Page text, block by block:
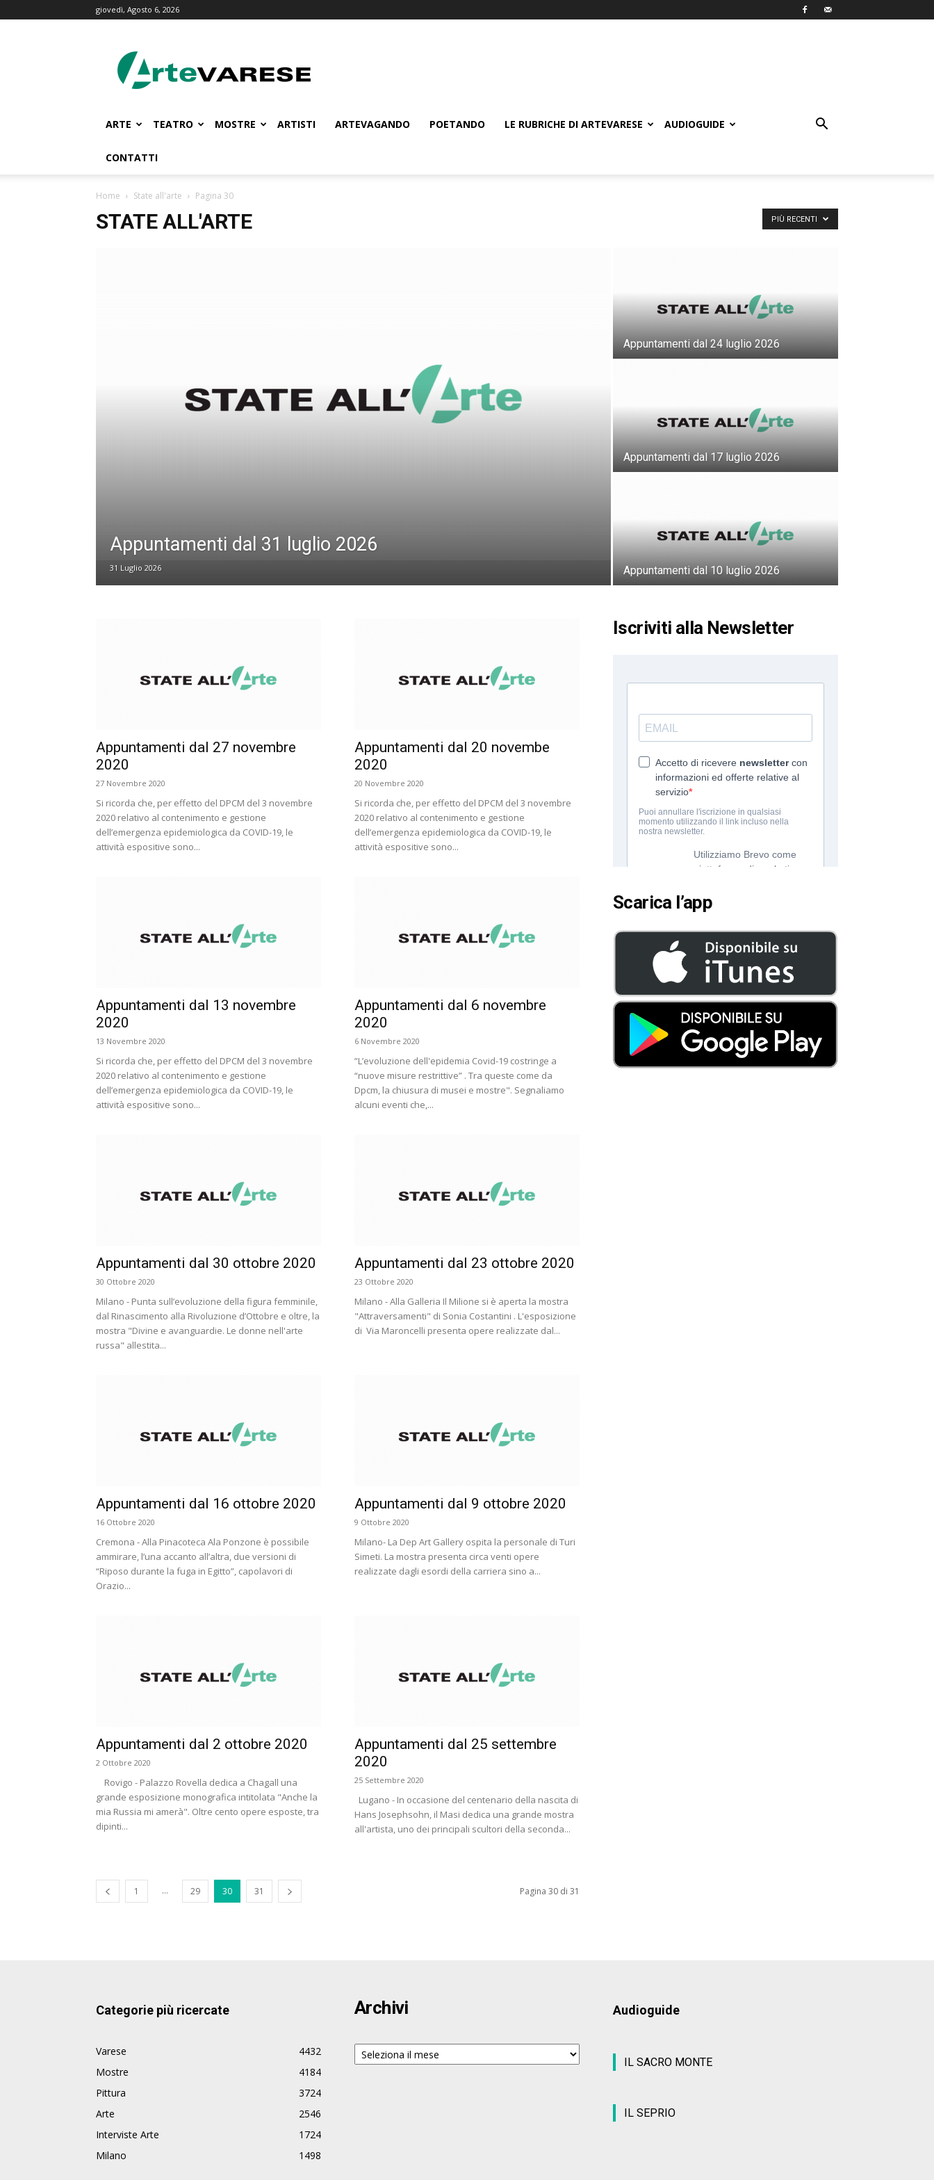
giovedì, Agosto 6, 2026
ARTE TEATRO MOSTRE ARTISTI ARTEVAGANDO POETANDO LE RUBRICHE DI ARTEVARESE AUDIOGUIDE
CONTATTI
Home State all'arte Pagina 30
STATE ALL'ARTE PIÙ RECENTI
Appuntamenti dal 31 luglio 2026
31 Luglio 2026
Appuntamenti dal 24 luglio 2026
Appuntamenti dal 17 luglio 2026
Appuntamenti dal 10 luglio 2026
Appuntamenti dal 27 novembre
2020
27 Novembre 2020
Si ricorda che, per effetto del DPCM del 3 novembre
2020 relativo al contenimento e gestione
dell’emergenza epidemiologica da COVID-19, le
attività espositive sono...
Appuntamenti dal 20 novembe
2020
20 Novembre 2020
Si ricorda che, per effetto del DPCM del 3 novembre
2020 relativo al contenimento e gestione
dell’emergenza epidemiologica da COVID-19, le
attività espositive sono...
Appuntamenti dal 13 novembre
2020
13 Novembre 2020
Si ricorda che, per effetto del DPCM del 3 novembre
2020 relativo al contenimento e gestione
dell’emergenza epidemiologica da COVID-19, le
attività espositive sono...
Appuntamenti dal 6 novembre
2020
6 Novembre 2020
”L’evoluzione dell'epidemia Covid-19 costringe a
“nuove misure restrittive” . Tra queste come da
Dpcm, la chiusura di musei e mostre". Segnaliamo
alcuni eventi che,...
Appuntamenti dal 30 ottobre 2020
30 Ottobre 2020
Milano - Punta sull’evoluzione della figura femminile,
dal Rinascimento alla Rivoluzione d’Ottobre e oltre, la
mostra "Divine e avanguardie. Le donne nell'arte
russa" allestita...
Appuntamenti dal 23 ottobre 2020
23 Ottobre 2020
Milano - Alla Galleria Il Milione si è aperta la mostra
"Attraversamenti" di Sonia Costantini . L'esposizione
di Via Maroncelli presenta opere realizzate dal...
Appuntamenti dal 16 ottobre 2020
16 Ottobre 2020
Cremona - Alla Pinacoteca Ala Ponzone è possibile
ammirare, l’una accanto all’altra, due versioni di
“Riposo durante la fuga in Egitto”, capolavori di
Orazio...
Appuntamenti dal 9 ottobre 2020
9 Ottobre 2020
Milano- La Dep Art Gallery ospita la personale di Turi
Simeti. La mostra presenta circa venti opere
realizzate dagli esordi della carriera sino a...
Appuntamenti dal 2 ottobre 2020
2 Ottobre 2020
Rovigo - Palazzo Rovella dedica a Chagall una
grande esposizione monografica intitolata "Anche la
mia Russia mi amerà". Oltre cento opere esposte, tra
dipinti...
Appuntamenti dal 25 settembre
2020
25 Settembre 2020
Lugano - In occasione del centenario della nascita di
Hans Josephsohn, il Masi dedica una grande mostra
all'artista, uno dei principali scultori della seconda...
1 ... 29 30 31 Pagina 30 di 31
Iscriviti alla Newsletter
Scarica l’app
Categorie più ricercate
Varese
4432
Mostre
4184
Pittura
3724
Arte
2546
Interviste Arte
1724
Milano
1498
Archivi
Archivi
Audioguide
IL SACRO MONTE
IL SEPRIO